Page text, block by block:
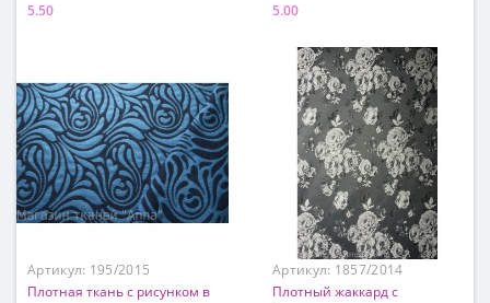
5.50
5.00
70% ацетат, 30% шерсть
Артикул: 195/2015
Плотная ткань с рисунком в
Артикул: 1857/2014
Плотный жаккард с